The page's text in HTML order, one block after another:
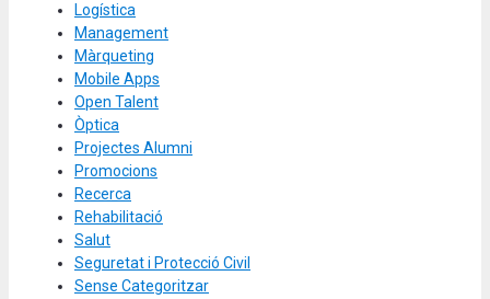
Logística
Management
Màrqueting
Mobile Apps
Open Talent
Òptica
Projectes Alumni
Promocions
Recerca
Rehabilitació
Salut
Seguretat i Protecció Civil
Sense Categoritzar